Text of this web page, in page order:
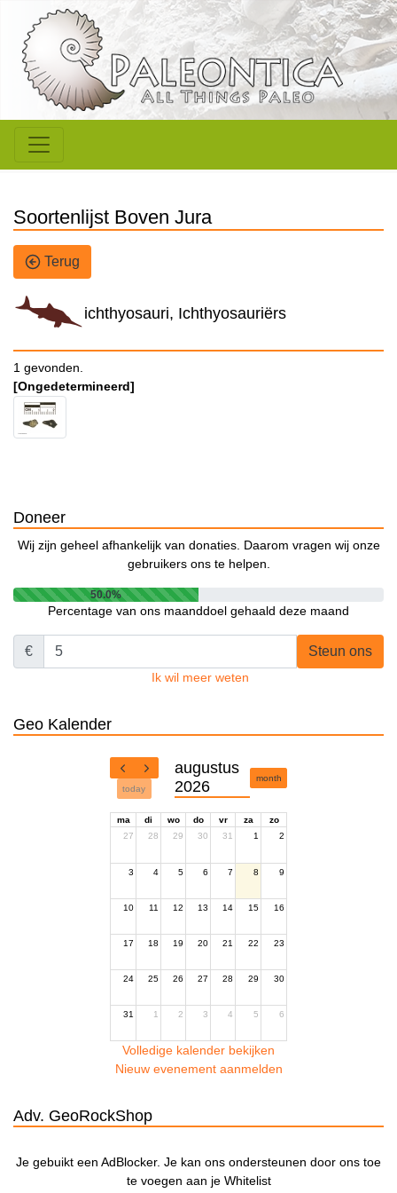
Soortenlijst Boven Jura
Terug
ichthyosauri, Ichthyosauriërs
1 gevonden.
[Ongedetermineerd]
Doneer
Wij zijn geheel afhankelijk van donaties. Daarom vragen wij onze
gebruikers ons te helpen.
50.0%
Percentage van ons maanddoel gehaald deze maand
€ Steun ons
Ik wil meer weten
Geo Kalender
today
augustus
2026
month
ma di wo do vr za
zo
27
28 29 30 31 1 2
3 4 5 6 7 8 9
10 11 12 13 14 15 16
17 18 19 20 21 22 23
24 25 26 27 28 29 30
31 1 2 3 4 5 6
Volledige kalender bekijken
Nieuw evenement aanmelden
Adv. GeoRockShop
Je gebuikt een AdBlocker. Je kan ons ondersteunen door ons toe
te voegen aan je Whitelist